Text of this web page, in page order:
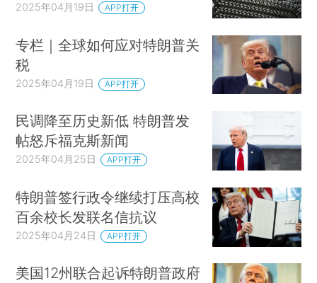
2025年04月19日 APP打开
专栏｜全球如何应对特朗普关
税
2025年04月19日 APP打开
民调降至历史新低 特朗普发
帖怒斥福克斯新闻
2025年04月25日 APP打开
特朗普签行政令继续打压高校
百余校长发联名信抗议
2025年04月24日 APP打开
美国12州联合起诉特朗普政府